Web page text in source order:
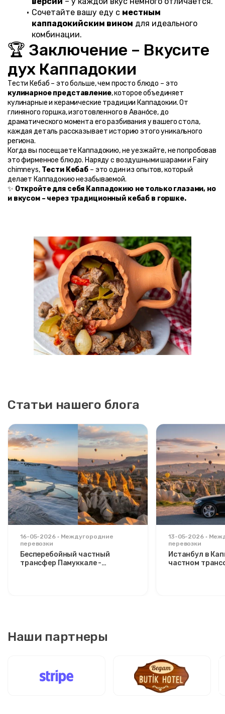
Сочетайте вашу еду с местным
каппадокийским вином для идеального
комбинации.
🏆 Заключение – Вкусите
дух Каппадокии
кулинарное представление, которое объединяет
кулинарные и керамические традиции Каппадокии. От
глиняного горшка, изготовленного в Авано́се, до
драматического момента его разбивания у вашего стола,
каждая деталь рассказывает историю этого уникального
региона.
Когда вы посещаете Каппадокию, не уезжайте, не попробовав
это фирменное блюдо. Наряду с воздушными шарами и Fairy
chimneys, Тести Кебаб – это один из опытов, который
делает Каппадокию незабываемой.
✨ Откройте для себя Каппадокию не только глазами, но
и вкусом – через традиционный кебаб в горшке.
Статьи нашего блога
16-05-2026
Междугородние
перевозки
Бесперебойный частный
трансфер Памуккале -
13-05-2026
перевозки
Истанбул в
частном
Наши партнеры